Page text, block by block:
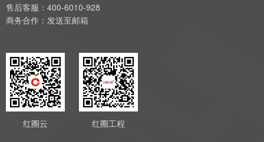
售后客服：400-6010-928
商务合作： 发送至邮箱
红圈云 红圈工程